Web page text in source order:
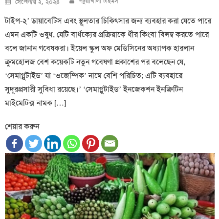
on
সেপ্টেম্বর ২, ২০২৪
টাইপ-২’ ডায়াবেটিস এবং স্থূলতার চিকিত্সার জন্য ব্যবহার করা যেতে পারে
এমন একটি ওষুধ, যেটি বার্ধক্যের প্রক্রিয়াকে ধীর কিংবা বিলম্ব করতে পারে
বলে জানান গবেষকরা। ইয়েল স্কুল অফ মেডিসিনের অধ্যাপক হারলান
ক্রুমহোলজ বেশ কয়েকটি নতুন গবেষণা প্রকাশের পর বলেছেন যে,
‘সেমাগ্লুটাইড’ যা ‘ওজেম্পিক’ নামে বেশি পরিচিত; এটি ব্যবহারে
সুদূরপ্রসারী সুবিধা রয়েছে।’ ‘সেমাগ্লুটাইড’ ইনজেকশন ইনক্রিটিন
মাইমেটিক্স নামক […]
শেয়ার করুন